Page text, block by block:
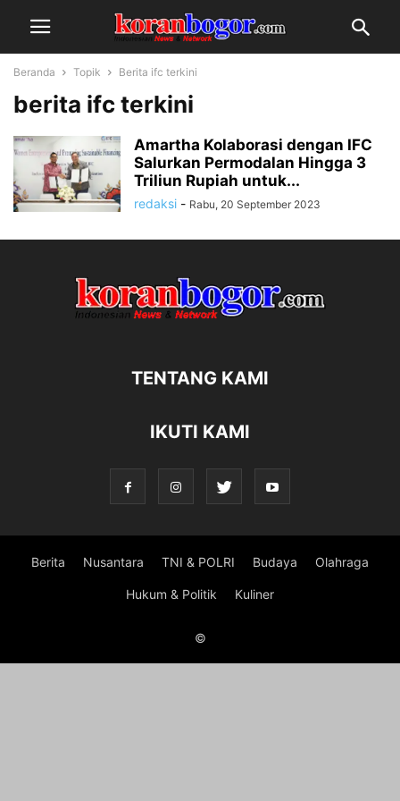
Beranda Topik Berita ifc terkini
berita ifc terkini
Amartha Kolaborasi dengan IFC
Salurkan Permodalan Hingga 3
Triliun Rupiah untuk...
redaksi - Rabu, 20 September 2023
TENTANG KAMI
IKUTI KAMI
Berita Nusantara TNI & POLRI Budaya Olahraga
Hukum & Politik Kuliner
©